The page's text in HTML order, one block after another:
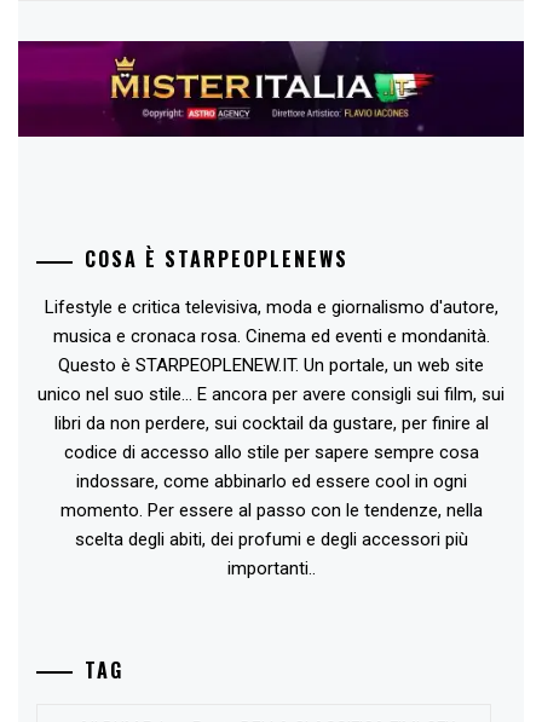
COSA È STARPEOPLENEWS
Lifestyle e critica televisiva, moda e giornalismo d'autore,
musica e cronaca rosa. Cinema ed eventi e mondanità.
Questo è STARPEOPLENEW.IT. Un portale, un web site
unico nel suo stile... E ancora per avere consigli sui film, sui
libri da non perdere, sui cocktail da gustare, per finire al
codice di accesso allo stile per sapere sempre cosa
indossare, come abbinarlo ed essere cool in ogni
momento. Per essere al passo con le tendenze, nella
scelta degli abiti, dei profumi e degli accessori più
importanti..
TAG